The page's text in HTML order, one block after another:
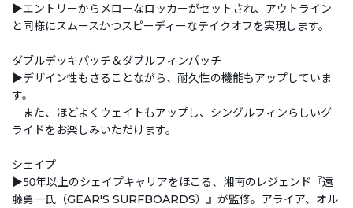
▶エントリーからメローなロッカーがセットされ、アウトライン
と同様にスムースかつスピーディーなテイクオフを実現します。
ダブルデッキパッチ＆ダブルフィンパッチ
▶デザイン性もさることながら、耐久性の機能もアップしていま
す。
また、ほどよくウェイトもアップし、シングルフィンらしいグ
ライドをお楽しみいただけます。
シェイプ
▶50年以上のシェイプキャリアをほこる、湘南のレジェンド『遠
藤勇一氏（GEAR'S SURFBOARDS）』が監修。アライア、オル